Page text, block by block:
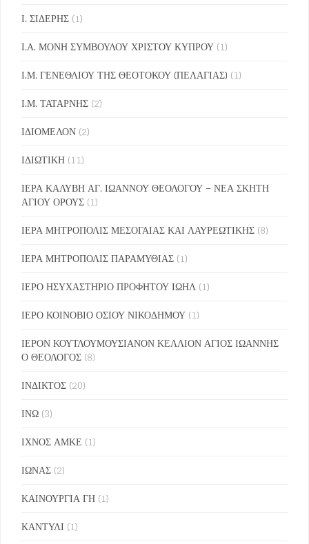
Ι. ΣΙΔΕΡΗΣ (1)
Ι.Α. ΜΟΝΗ ΣΥΜΒΟΥΛΟΥ ΧΡΙΣΤΟΥ ΚΥΠΡΟΥ (1)
Ι.Μ. ΓΕΝΕΘΛΙΟΥ ΤΗΣ ΘΕΟΤΟΚΟΥ (ΠΕΛΑΓΙΑΣ) (1)
Ι.Μ. ΤΑΤΑΡΝΗΣ (2)
ΙΔΙΟΜΕΛΟΝ (2)
ΙΔΙΩΤΙΚΗ (11)
ΙΕΡΑ ΚΑΛΥΒΗ ΑΓ. ΙΩΑΝΝΟΥ ΘΕΟΛΟΓΟΥ – ΝΕΑ ΣΚΗΤΗ
ΑΓΙΟΥ ΟΡΟΥΣ (1)
ΙΕΡΑ ΜΗΤΡΟΠΟΛΙΣ ΜΕΣΟΓΑΙΑΣ ΚΑΙ ΛΑΥΡΕΩΤΙΚΗΣ (8)
ΙΕΡΑ ΜΗΤΡΟΠΟΛΙΣ ΠΑΡΑΜΥΘΙΑΣ (1)
ΙΕΡΟ ΗΣΥΧΑΣΤΗΡΙΟ ΠΡΟΦΗΤΟΥ ΙΩΗΛ (1)
ΙΕΡΟ ΚΟΙΝΟΒΙΟ ΟΣΙΟΥ ΝΙΚΟΔΗΜΟΥ (1)
ΙΕΡΟΝ ΚΟΥΤΛΟΥΜΟΥΣΙΑΝΟΝ ΚΕΛΛΙΟΝ ΑΓΙΟΣ ΙΩΑΝΝΗΣ
Ο ΘΕΟΛΟΓΟΣ (8)
ΙΝΔΙΚΤΟΣ (20)
ΙΝΩ (3)
ΙΧΝΟΣ ΑΜΚΕ (1)
ΙΩΝΑΣ (2)
ΚΑΙΝΟΥΡΓΙΑ ΓΗ (1)
ΚΑΝΤΥΛΙ (1)